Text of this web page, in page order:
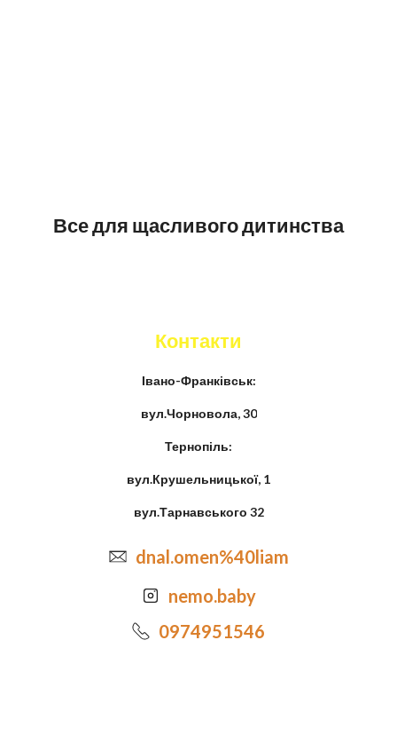
Все для щасливого дитинства
Контакти
Івано-Франківськ:
вул.Чорновола, 30
Тернопіль:
вул.Крушельницької, 1
вул.Тарнавського 32
dnal.omen%40liam
nemo.baby
0974951546